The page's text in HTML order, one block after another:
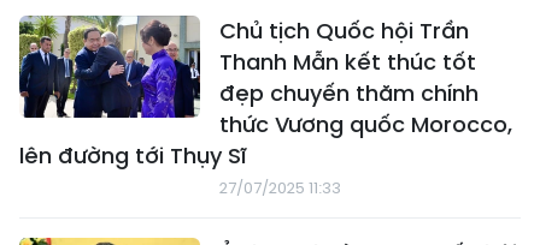
Chủ tịch Quốc hội Trần
Thanh Mẫn kết thúc tốt
đẹp chuyến thăm chính
thức Vương quốc Morocco,
lên đường tới Thụy Sĩ
27/07/2025 11:33